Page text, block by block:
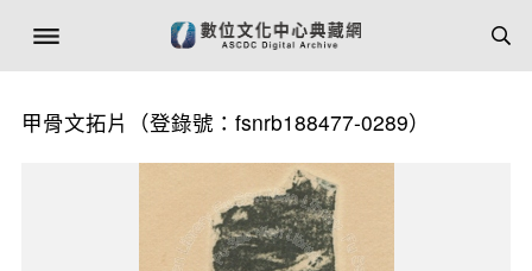
甲骨文拓片（登錄號：fsnrb188477-0289）